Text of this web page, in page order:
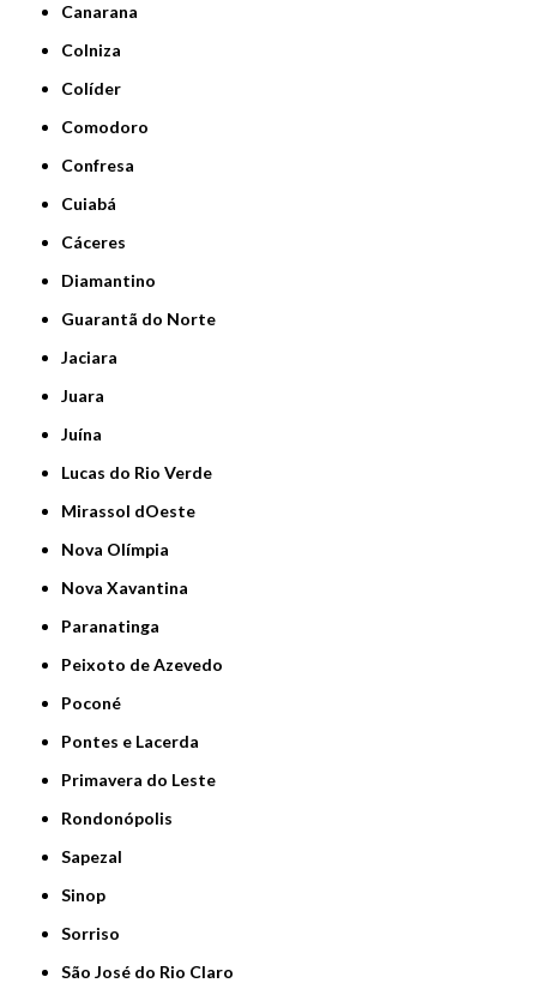
Canarana
Colniza
Colíder
Comodoro
Confresa
Cuiabá
Cáceres
Diamantino
Guarantã do Norte
Jaciara
Juara
Juína
Lucas do Rio Verde
Mirassol dOeste
Nova Olímpia
Nova Xavantina
Paranatinga
Peixoto de Azevedo
Poconé
Pontes e Lacerda
Primavera do Leste
Rondonópolis
Sapezal
Sinop
Sorriso
São José do Rio Claro